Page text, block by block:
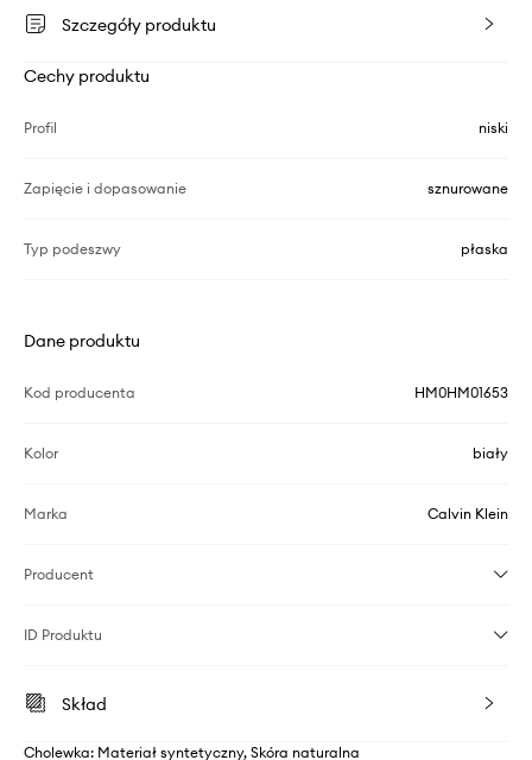
Szczegóły produktu
Cechy produktu
Profil niski
Zapięcie i dopasowanie sznurowane
Typ podeszwy płaska
Dane produktu
Kod producenta HM0HM01653
Kolor biały
Marka Calvin Klein
Producent
ID Produktu
Skład
Cholewka: Materiał syntetyczny, Skóra naturalna